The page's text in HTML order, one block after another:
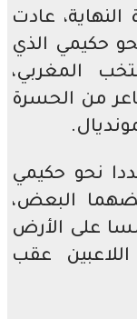
عادت
حكيمي الذي
المغربي،
من الحسرة
نحو حكيمي
البعض،
على الأرض
عقب